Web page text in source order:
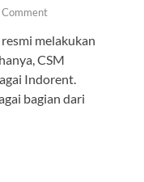
Comment
melakukan
CSM
Indorent.
bagian dari